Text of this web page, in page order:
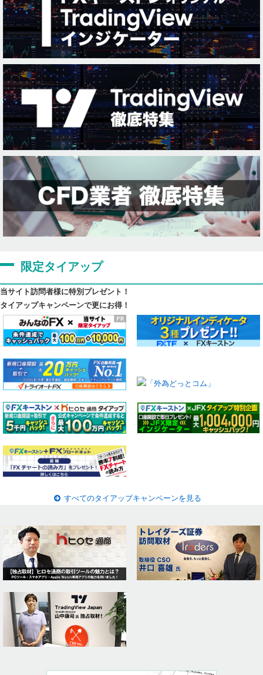
限定タイアップ
当サイト訪問者様に特別プレゼント！
タイアップキャンペーンで更にお得！
すべてのタイアップキャンペーンを見る